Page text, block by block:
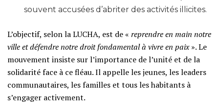
souvent accusées d’abriter des activités illicites.
L’objectif, selon la LUCHA, est de « reprendre en main notre
ville et défendre notre droit fondamental à vivre en paix». Le
mouvement insiste sur l’importance de l’unité et de la
solidarité face à ce fléau. Il appelle les jeunes, les leaders
communautaires, les familles et tous les habitants à
s’engager activement.